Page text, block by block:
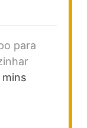
para
mins